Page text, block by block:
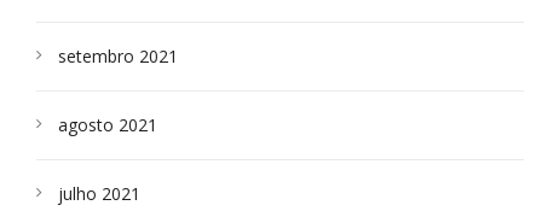
setembro 2021
agosto 2021
julho 2021